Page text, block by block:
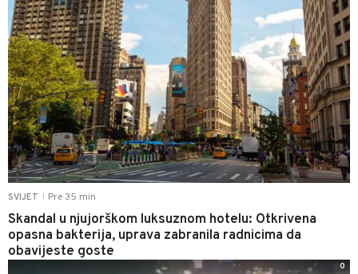
SVIJET Pre 35 min
Skandal u njujorškom luksuznom hotelu: Otkrivena
opasna bakterija, uprava zabranila radnicima da
obavijeste goste
0